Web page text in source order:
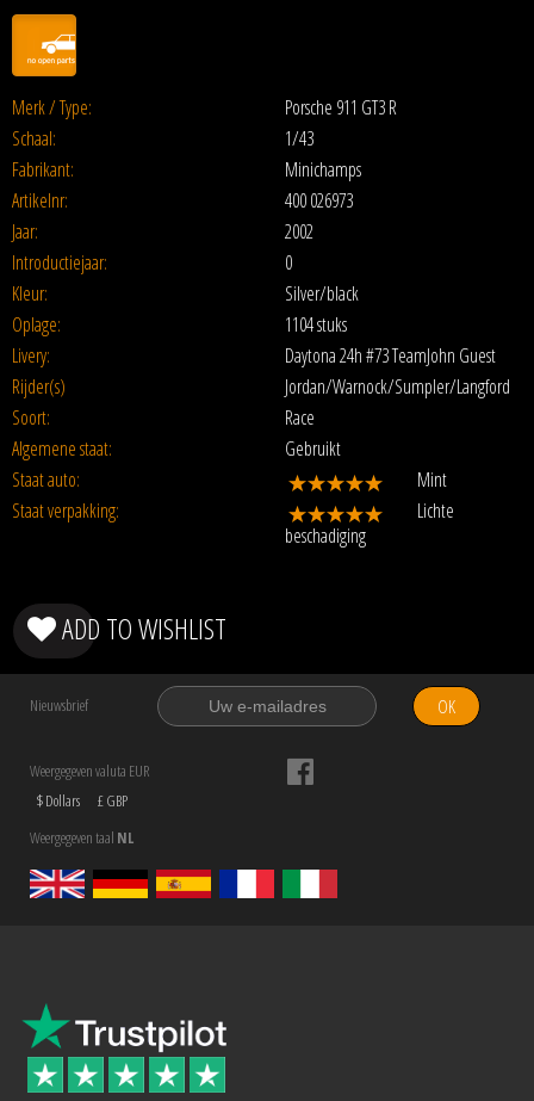
Merk / Type:
Porsche 911 GT3 R
Schaal:
1/43
Fabrikant:
Minichamps
Artikelnr:
400 026973
Jaar:
2002
Introductiejaar:
0
Kleur:
Silver/black
Oplage:
1104 stuks
Livery:
Daytona 24h #73 TeamJohn Guest
Rijder(s)
Jordan/Warnock/Sumpler/Langford
Soort:
Race
Algemene staat:
Gebruikt
Staat auto:
Mint
Staat verpakking:
Lichte
beschadiging
ADD TO WISHLIST
Nieuwsbrief OK
Weergegeven valuta EUR
$ Dollars
£ GBP
Weergegeven taal NL